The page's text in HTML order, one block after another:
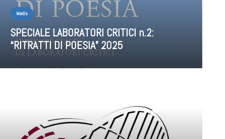
Media
SPECIALE LABORATORI CRITICI n.2:
“RITRATTI DI POESIA” 2025